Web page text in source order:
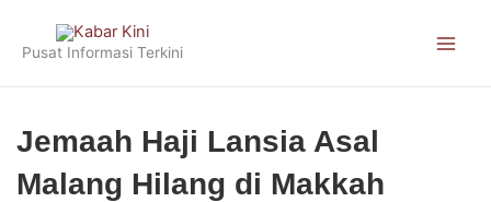
content
Pusat Informasi Terkini
Jemaah Haji Lansia Asal
Malang Hilang di Makkah